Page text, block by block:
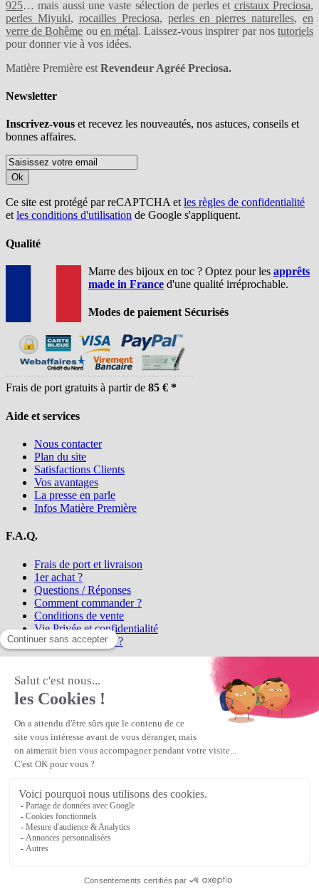
925… mais aussi une vaste sélection de perles et cristaux Preciosa,
perles Miyuki, rocailles Preciosa, perles en pierres naturelles, en
verre de Bohême ou en métal. Laissez-vous inspirer par nostutoriels
pour donner vie à vos idées.
Matière Première est Revendeur Agréé Preciosa.
Newsletter
Inscrivez-vous et recevez les nouveautés, nos astuces, conseils et
bonnes affaires.
Ok
Ce site est protégé par reCAPTCHA etles règles de confidentialité
etles conditions d'utilisation de Google s'appliquent.
Qualité
Marre des bijoux en toc ? Optez pour les apprêts
made in France d'une qualité irréprochable.
Modes de paiement Sécurisés
Frais de port gratuits à partir de 85 € *
Aide et services
Nous contacter
Plan du site
Satisfactions Clients
Vos avantages
La presse en parle
Infos Matière Première
F.A.Q.
Frais de port et livraison
1er achat ?
Questions / Réponses
Comment commander ?
Conditions de vente
Vie Privée et confidentialité
Qui sommes-nous ?
la référence en perles et bijoux
perles en ligne, telles que les perles
et cristaux et strass en cristal Preciosa, les perles Miyuki perles et
apprêts en Argent 925, Gold Filled, perles de rocaille Preciosa
Matière Première est un
Première
Veuillez patienter...
Continuer vos achats
or Voir le panier